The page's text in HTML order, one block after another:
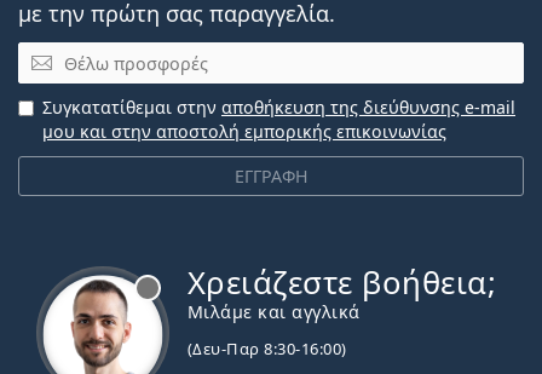
με την πρώτη σας παραγγελία.
Email
ΕΓΓΡΑΦΗ
Συγκατατίθεμαι στην αποθήκευση της διεύθυνσης e-mail
μου και στην αποστολή εμπορικής επικοινωνίας
Χρειάζεστε βοήθεια;
Μιλάμε και αγγλικά
(Δευ-Παρ 8:30-16:00)